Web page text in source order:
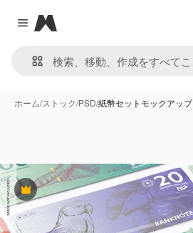
Close menu
Magnific
ホーム/ストック/PSD/紙幣セットモックアップ
Premium